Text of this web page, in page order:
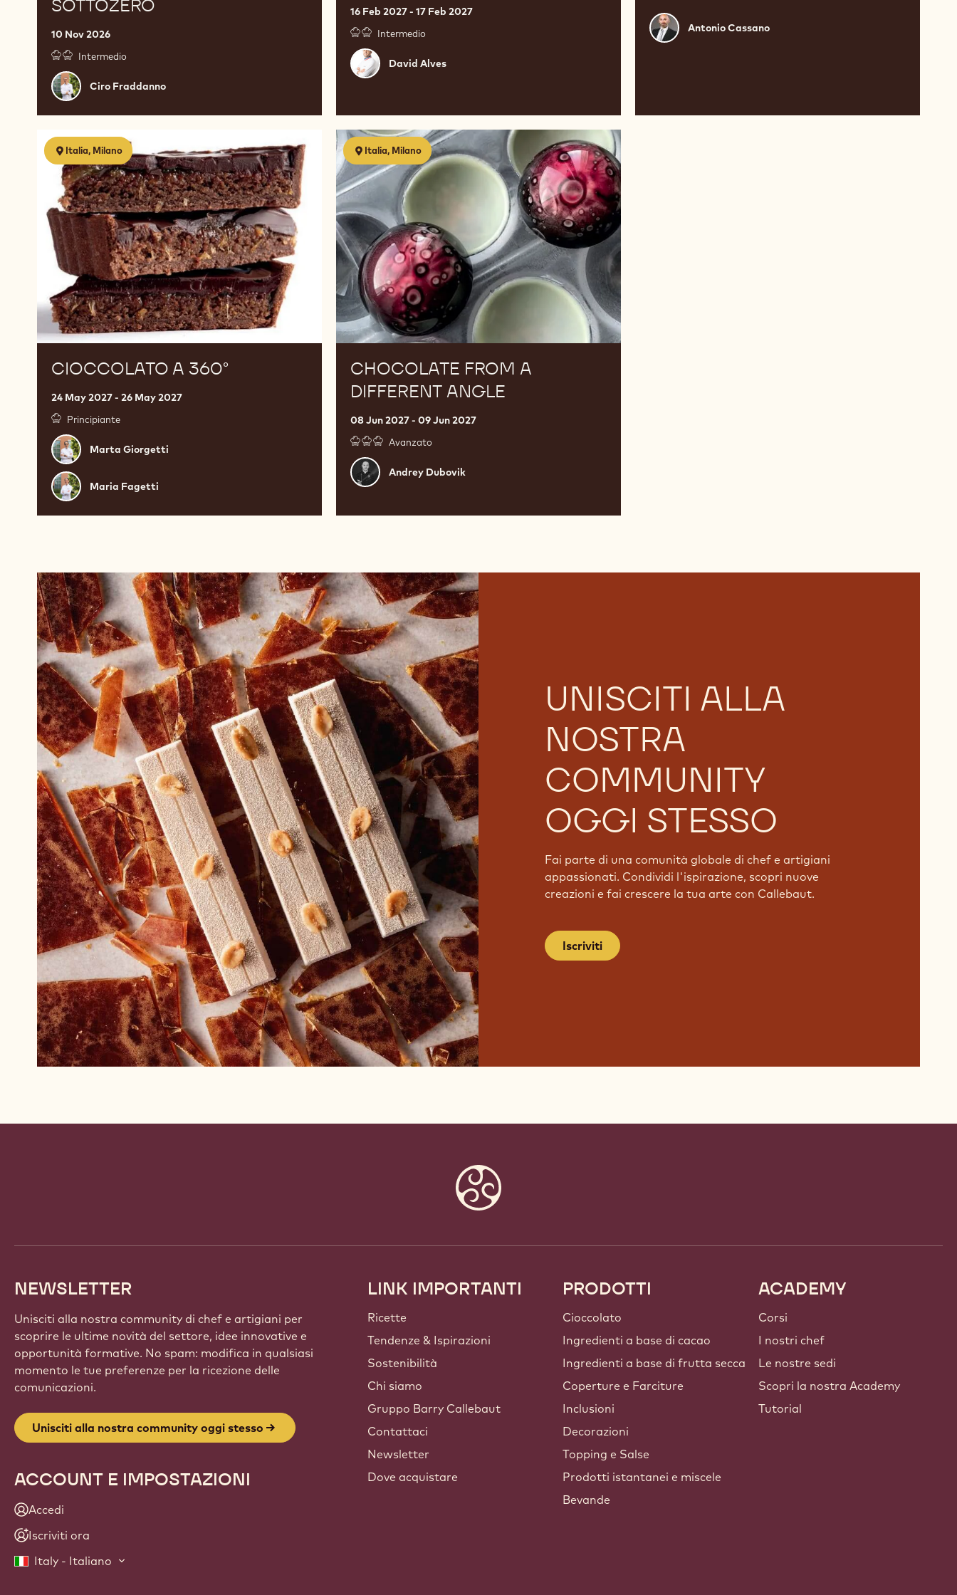
SOTTOZERO
10 Nov 2026
Intermedio
Ciro
Fraddanno
Ciro Fraddanno
16 Feb 2027 - 17 Feb 2027
Intermedio
David
Alves
David Alves
Antonio
Cassano
Antonio Cassano
Italia, Milano
CIOCCOLATO A 360°
24 May 2027 - 26 May 2027
Principiante
Marta
Giorgetti
Marta Giorgetti
Maria
Fagetti
Maria Fagetti
Cioccolato
360°
Italia, Milano
CHOCOLATE FROM A
DIFFERENT ANGLE
08 Jun 2027 - 09 Jun 2027
Avanzato
Andrey
Dubovik
Andrey Dubovik
Chocolate
from
a
different
angle
UNISCITI ALLA
NOSTRA
COMMUNITY
OGGI STESSO
Fai parte di una comunità globale di chef e artigiani
appassionati. Condividi l'ispirazione, scopri nuove
creazioni e fai crescere la tua arte con Callebaut.
Iscriviti
NEWSLETTER
Unisciti alla nostra community di chef e artigiani per
scoprire le ultime novità del settore, idee innovative e
opportunità formative. No spam: modifica in qualsiasi
momento le tue preferenze per la ricezione delle
comunicazioni.
Unisciti alla nostra community oggi stesso
ACCOUNT E IMPOSTAZIONI
Accedi
Iscriviti ora
Italy - Italiano
Footer
Callebaut
LINK IMPORTANTI
Ricette
Tendenze & Ispirazioni
Sostenibilità
Chi siamo
Gruppo Barry Callebaut
Contattaci
Newsletter
Dove acquistare
PRODOTTI
Cioccolato
Ingredienti a base di cacao
Ingredienti a base di frutta secca
Coperture e Farciture
Inclusioni
Decorazioni
Topping e Salse
Prodotti istantanei e miscele
Bevande
ACADEMY
Corsi
I nostri chef
Le nostre sedi
Scopri la nostra Academy
Tutorial